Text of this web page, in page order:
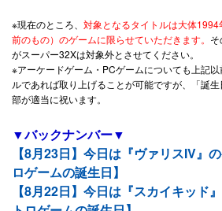
※現在のところ、 対象となるタイトルは大体
前のもの）のゲームに限らせていただきます。
がスーパー32Xは対象外とさせてください。
※アーケードゲーム・PCゲームについても上記
ルであれば取り上げることが可能ですが、「誕
部が適当に祝います。
▼バックナンバー▼
【8月23日】今日は『ヴァリスIV』
ロゲームの誕生日】
【8月22日】今日は『スカイキッド